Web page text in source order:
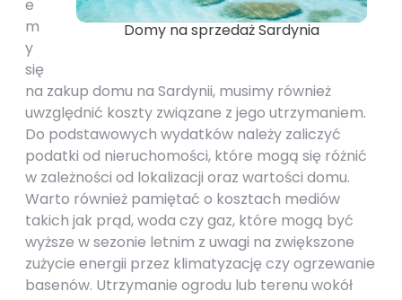
Domy na sprzedaż Sardynia
e
m
y
się
na zakup domu na Sardynii, musimy również
uwzględnić koszty związane z jego utrzymaniem.
Do podstawowych wydatków należy zaliczyć
podatki od nieruchomości, które mogą się różnić
w zależności od lokalizacji oraz wartości domu.
Warto również pamiętać o kosztach mediów
takich jak prąd, woda czy gaz, które mogą być
wyższe w sezonie letnim z uwagi na zwiększone
zużycie energii przez klimatyzację czy ogrzewanie
basenów. Utrzymanie ogrodu lub terenu wokół